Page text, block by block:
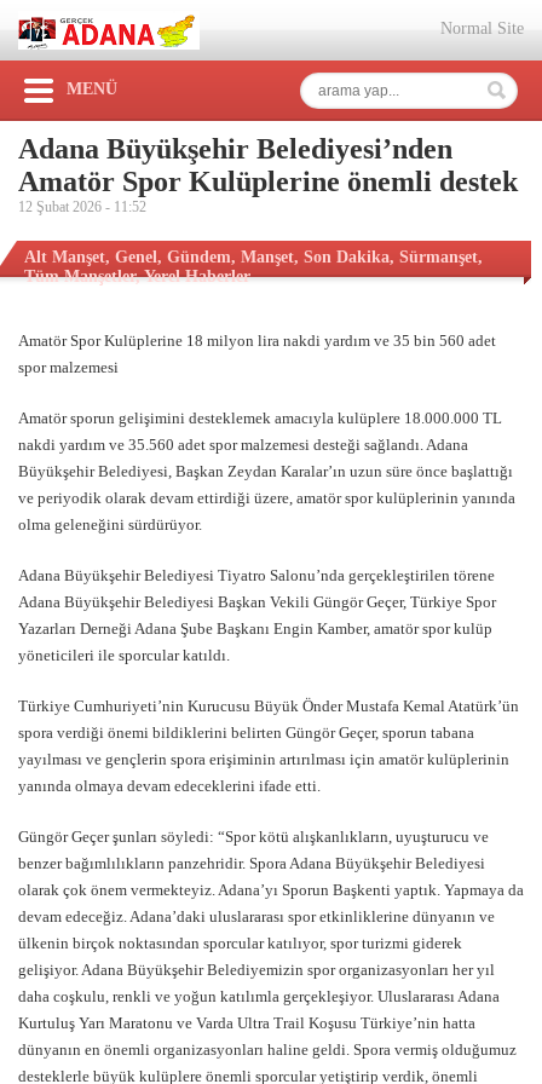
Normal Site
MENÜ
Adana Büyükşehir Belediyesi’nden
Amatör Spor Kulüplerine önemli destek
12 Şubat 2026 - 11:52
Alt Manşet, Genel, Gündem, Manşet, Son Dakika, Sürmanşet,
Tüm Manşetler,Yerel Haberler
Amatör Spor Kulüplerine 18 milyon lira nakdi yardım ve 35 bin 560 adet
spor malzemesi
Amatör sporun gelişimini desteklemek amacıyla kulüplere 18.000.000 TL
nakdi yardım ve 35.560 adet spor malzemesi desteği sağlandı. Adana
Büyükşehir Belediyesi, Başkan Zeydan Karalar’ın uzun süre önce başlattığı
ve periyodik olarak devam ettirdiği üzere, amatör spor kulüplerinin yanında
olma geleneğini sürdürüyor.
Adana Büyükşehir Belediyesi Tiyatro Salonu’nda gerçekleştirilen törene
Adana Büyükşehir Belediyesi Başkan Vekili Güngör Geçer, Türkiye Spor
Yazarları Derneği Adana Şube Başkanı Engin Kamber, amatör spor kulüp
yöneticileri ile sporcular katıldı.
Türkiye Cumhuriyeti’nin Kurucusu Büyük Önder Mustafa Kemal Atatürk’ün
spora verdiği önemi bildiklerini belirten Güngör Geçer, sporun tabana
yayılması ve gençlerin spora erişiminin artırılması için amatör kulüplerinin
yanında olmaya devam edeceklerini ifade etti.
Güngör Geçer şunları söyledi: “Spor kötü alışkanlıkların, uyuşturucu ve
benzer bağımlılıkların panzehridir. Spora Adana Büyükşehir Belediyesi
olarak çok önem vermekteyiz. Adana’yı Sporun Başkenti yaptık. Yapmaya da
devam edeceğiz. Adana’daki uluslararası spor etkinliklerine dünyanın ve
ülkenin birçok noktasından sporcular katılıyor, spor turizmi giderek
gelişiyor. Adana Büyükşehir Belediyemizin spor organizasyonları her yıl
daha coşkulu, renkli ve yoğun katılımla gerçekleşiyor. Uluslararası Adana
Kurtuluş Yarı Maratonu ve Varda Ultra Trail Koşusu Türkiye’nin hatta
dünyanın en önemli organizasyonları haline geldi. Spora vermiş olduğumuz
desteklerle büyük kulüplere önemli sporcular yetiştirip verdik, önemli